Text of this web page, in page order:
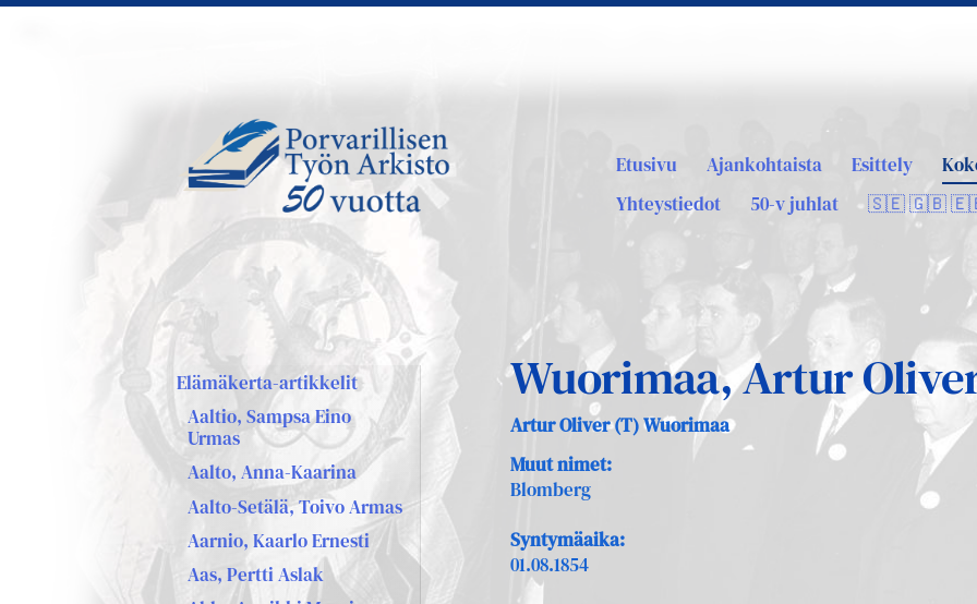
Sivuston etusivulle
Etusivu Ajankohtaista Esittely
Yhteystiedot
50-v juhlat 🇸🇪 🇬🇧
Elämäkerta-artikkelit
Aaltio, Sampsa Eino
Urmas
Aalto, Anna-Kaarina
Aalto-Setälä, Toivo Armas
Aarnio, Kaarlo Ernesti
Aas, Pertti Aslak
Wuorimaa, Artur
Artur Oliver (T) Wuorimaa
Muut nimet:
Blomberg
Syntymäaika:
01.08.1854